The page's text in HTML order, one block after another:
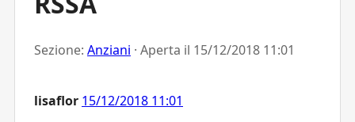
Sezione: Anziani · Aperta il 15/12/2018 11:01
lisaflor 15/12/2018 11:01